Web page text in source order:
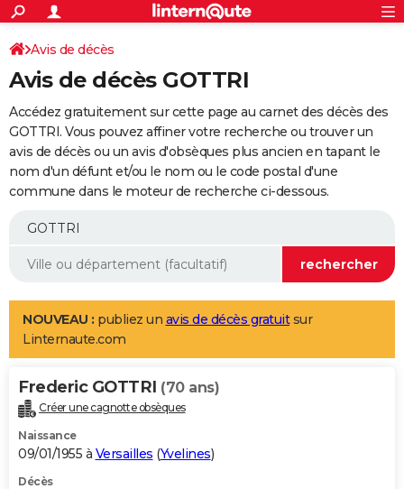
ACTUALITÉS
Politique
Société
Faits Divers
Education
Monde
Villes
+
SPORT
Coupe du monde 2026
Football
Tennis
Cyclisme
Rugby
Forum
Programme TV
TNT
Streaming
Cinéma
Sorties cinéma
Musique
+
FINANCE
Retraite
Epargne
Immobilier
Risques naturels par ville
Banque
Assurance
AUTO
Essais
Réserver un essai
Citadines
Berlines
SUV
Forum auto
+
Mobiles
Meilleur smartphone
Internet
Ordinateurs
Jeux vidéo
Guide high-tech
Aménagement intérieur
LIFESTYLE
Art de vivre
Bien-être
Loisirs
Mode
Modes de vie
Alimentation
Guide de la santé
Maladies
Médicaments
Sommeil
VOYAGE
Destinations
City break
Voyage nature
Voyage de noces
Forum
Climat
+PHOTO
GUIDES D'ACHAT
Avis de décès
Avis de décès GOTTRI
Accédez gratuitement sur cette page au carnet des décès des
GOTTRI. Vous pouvez affiner votre recherche ou trouver un
avis de décès ou un avis d'obsèques plus ancien en tapant le
nom d'un défunt et/ou le nom ou le code postal d'une
commune dans le moteur de recherche ci-dessous.
NOUVEAU : publiez un avis de décès gratuitsur
Linternaute.com
Frederic GOTTRI (70 ans)
Créer une cagnotte obsèques
Naissance
09/01/1955 à Versailles (Yvelines)
Décès